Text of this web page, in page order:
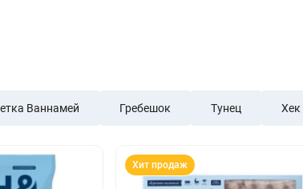
Ваннамей Гребешок Тунец Хек
Хит продаж